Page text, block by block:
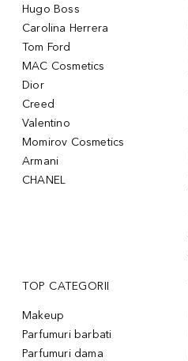
Hugo Boss
Carolina Herrera
Tom Ford
MAC Cosmetics
Dior
Creed
Valentino
Momirov Cosmetics
Armani
CHANEL
TOP CATEGORII
Makeup
Parfumuri barbati
Parfumuri dama